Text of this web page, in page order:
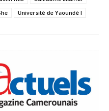
Université de Yaoundé I